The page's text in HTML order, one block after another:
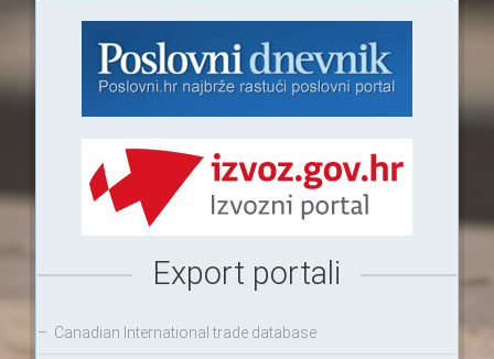
Export portali
– Canadian International trade database